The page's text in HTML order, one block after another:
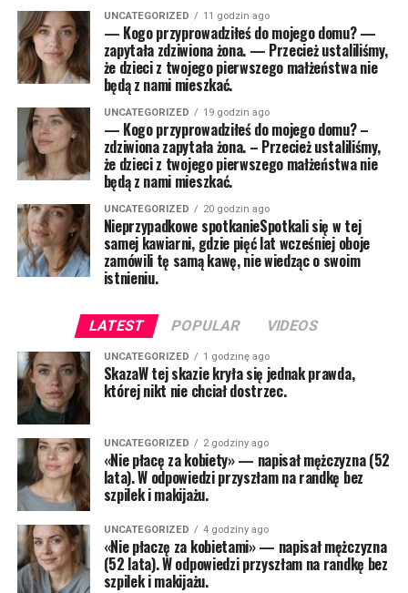
UNCATEGORIZED 11 godzin ago
— Kogo przyprowadziłeś do mojego domu? —
zapytała zdziwiona żona. — Przecież ustaliliśmy,
że dzieci z twojego pierwszego małżeństwa nie
będą z nami mieszkać.
UNCATEGORIZED 19 godzin ago
— Kogo przyprowadziłeś do mojego domu? –
zdziwiona zapytała żona. – Przecież ustaliliśmy,
że dzieci z twojego pierwszego małżeństwa nie
będą z nami mieszkać.
UNCATEGORIZED 20 godzin ago
Nieprzypadkowe spotkanieSpotkali się w tej
samej kawiarni, gdzie pięć lat wcześniej oboje
zamówili tę samą kawę, nie wiedząc o swoim
istnieniu.
LATEST POPULAR VIDEOS
UNCATEGORIZED 1 godzinę ago
SkazaW tej skazie kryła się jednak prawda,
której nikt nie chciał dostrzec.
UNCATEGORIZED 2 godziny ago
«Nie płacę za kobiety» — napisał mężczyzna (52
lata). W odpowiedzi przyszłam na randkę bez
szpilek i makijażu.
UNCATEGORIZED 4 godziny ago
«Nie płaczę za kobietami» — napisał mężczyzna
(52 lata). W odpowiedzi przyszłam na randkę bez
szpilek i makijażu.